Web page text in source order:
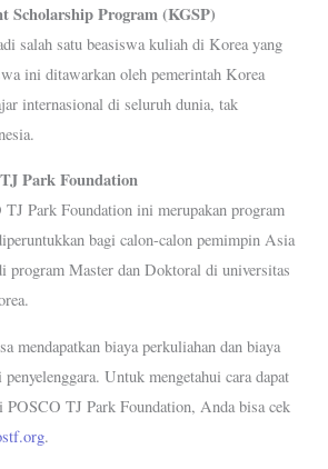
Scholarship Program (KGSP)
salah satu beasiswa kuliah di Korea yang
ini ditawarkan oleh pemerintah Korea
internasional di seluruh dunia, tak
Park Foundation
Park Foundation ini merupakan program
bagi calon-calon pemimpin Asia
program Master dan Doktoral di universitas
mendapatkan biaya perkuliahan dan biaya
Untuk mengetahui cara dapat
POSCO TJ Park Foundation, Anda bisa cek
.